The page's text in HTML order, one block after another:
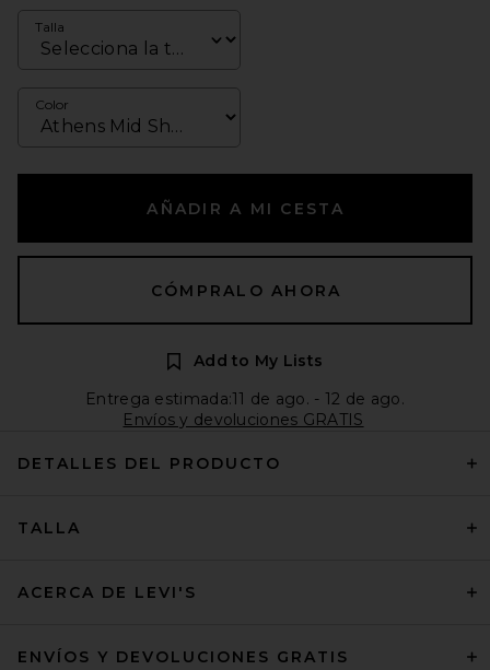
Talla
Color
AÑADIR A MI CESTA
CÓMPRALO AHORA
Add to My Lists
Entrega estimada:11 de ago. - 12 de ago.
Envíos y devoluciones GRATIS
DETALLES DEL PRODUCTO
TALLA
ACERCA DE LEVI'S
ENVÍOS Y DEVOLUCIONES GRATIS